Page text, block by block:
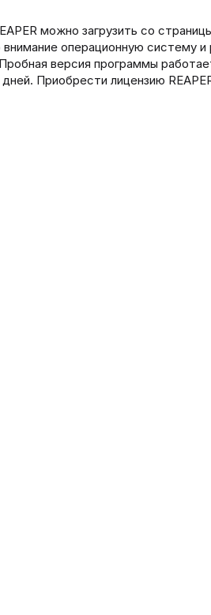
можно загрузить со
внимание операционную систему
версия программы
Приобрести лицензию